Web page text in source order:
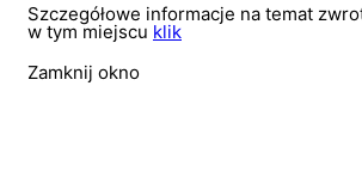
Szczegółowe informacje na temat
w tym miejscu klik
Zamknij okno